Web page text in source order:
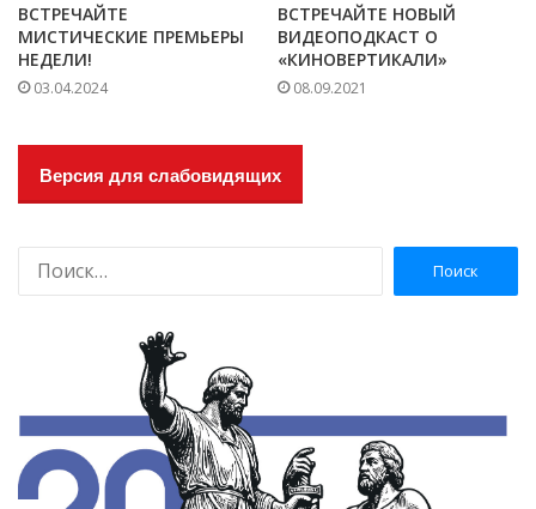
ВСТРЕЧАЙТЕ
МИСТИЧЕСКИЕ ПРЕМЬЕРЫ
НЕДЕЛИ!
03.04.2024
ВСТРЕЧАЙТЕ НОВЫЙ
ВИДЕОПОДКАСТ О
«КИНОВЕРТИКАЛИ»
08.09.2021
Версия для слабовидящих